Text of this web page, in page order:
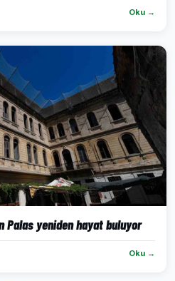
Oku →
Palas yeniden hayat buluyor
Oku →